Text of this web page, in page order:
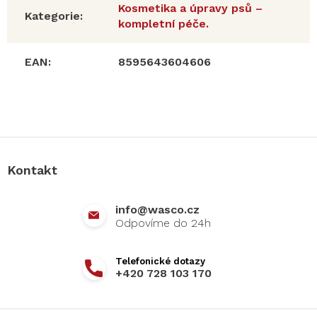
Kategorie:
Kosmetika a úpravy psů –
kompletní péče.
EAN: 8595643604606
Kontakt
info@wasco.cz
+420 728 103 170